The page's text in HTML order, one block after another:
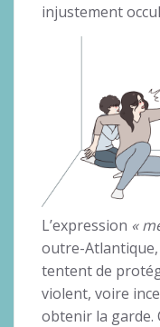
injustement
L’expression «
outre-Atlantique,
tentent de
violent, voire
obtenir la garde.